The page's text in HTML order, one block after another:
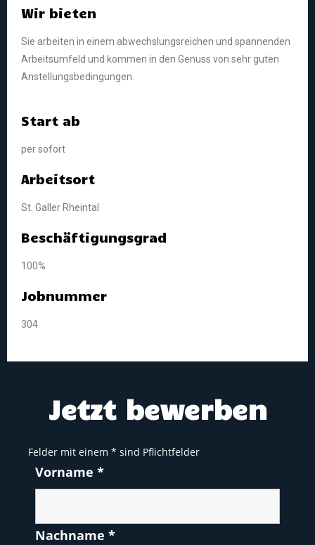
Wir bieten
Sie arbeiten in einem abwechslungsreichen und spannenden
Arbeitsumfeld und kommen in den Genuss von sehr guten
Anstellungsbedingungen.
Start ab
per sofort
Arbeitsort
St. Galler Rheintal
Beschäftigungsgrad
100%
Jobnummer
304
Jetzt bewerben
Felder mit einem * sind Pflichtfelder
Vorname *
Nachname *